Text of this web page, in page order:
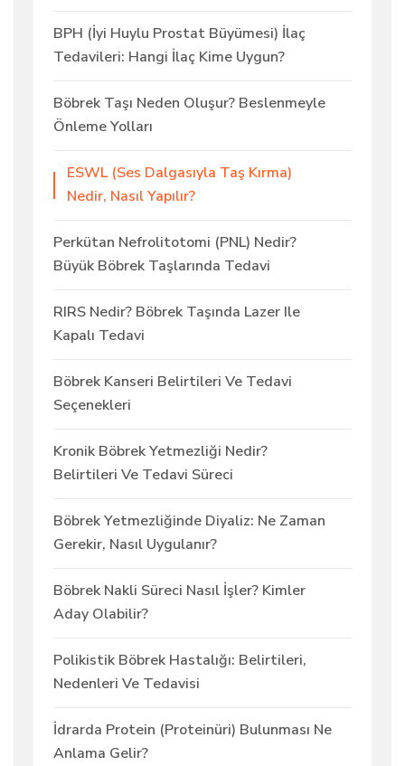
BPH (İyi Huylu Prostat Büyümesi) İlaç
Tedavileri: Hangi İlaç Kime Uygun?
Böbrek Taşı Neden Oluşur? Beslenmeyle
Önleme Yolları
ESWL (Ses Dalgasıyla Taş Kırma)
Nedir, Nasıl Yapılır?
Perkütan Nefrolitotomi (PNL) Nedir?
Büyük Böbrek Taşlarında Tedavi
RIRS Nedir? Böbrek Taşında Lazer Ile
Kapalı Tedavi
Böbrek Kanseri Belirtileri Ve Tedavi
Seçenekleri
Kronik Böbrek Yetmezliği Nedir?
Belirtileri Ve Tedavi Süreci
Böbrek Yetmezliğinde Diyaliz: Ne Zaman
Gerekir, Nasıl Uygulanır?
Böbrek Nakli Süreci Nasıl İşler? Kimler
Aday Olabilir?
Polikistik Böbrek Hastalığı: Belirtileri,
Nedenleri Ve Tedavisi
İdrarda Protein (Proteinüri) Bulunması Ne
Anlama Gelir?